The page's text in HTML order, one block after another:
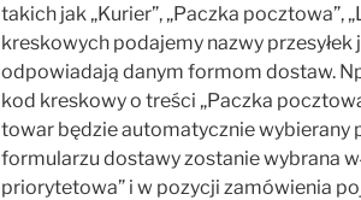
takich jak „Kurier”, „Paczka pocztowa”,
kreskowych podajemy nazwy
odpowiadają danym formom dostaw.
kod kreskowy o treści „Paczka
towar będzie automatycznie wybierany
formularzu dostawy zostanie wybrana
priorytetowa” i w pozycji zamówienia